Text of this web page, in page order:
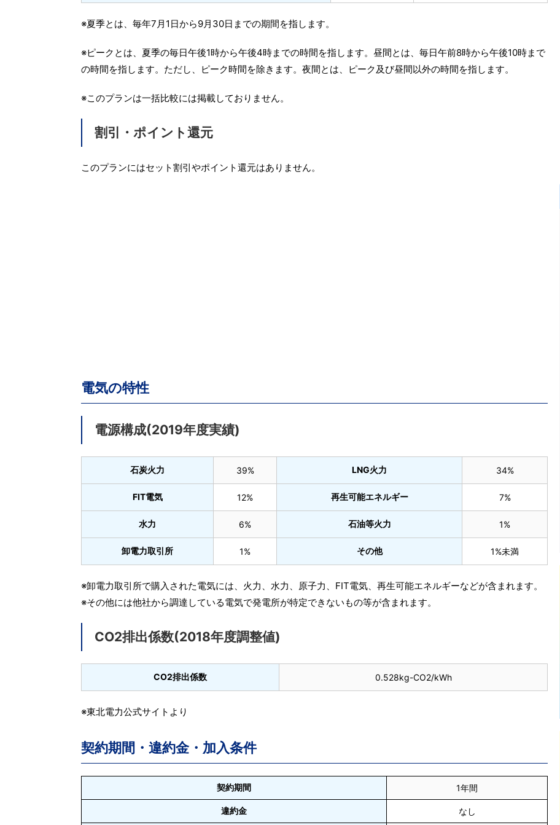
※夏季とは、毎年7月1日から9月30日までの期間を指します。
※ピークとは、夏季の毎日午後1時から午後4時までの時間を指します。昼間とは、毎日午前8時から午後10時まで
の時間を指します。ただし、ピーク時間を除きます。夜間とは、ピーク及び昼間以外の時間を指します。
※このプランは一括比較には掲載しておりません。
割引・ポイント還元
このプランにはセット割引やポイント還元はありません。
電気の特性
電源構成(2019年度実績)
石炭火力 39% LNG火力 34%
FIT電気 12% 再生可能エネルギー 7%
水力 6% 石油等火力 1%
卸電力取引所 1% その他 1%未満
※卸電力取引所で購入された電気には、火力、水力、原子力、FIT電気、再生可能エネルギーなどが含まれます。
※その他には他社から調達している電気で発電所が特定できないもの等が含まれます。
CO2排出係数(2018年度調整値)
CO2排出係数 0.528kg-CO2/kWh
※東北電力公式サイトより
契約期間・違約金・加入条件
契約期間 1年間
違約金 なし